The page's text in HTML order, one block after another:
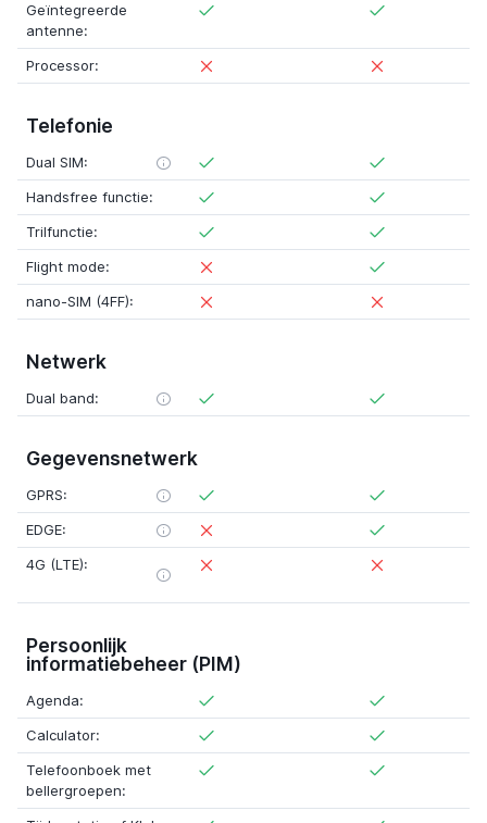
Geïntegreerde
antenne:
Processor:
Telefonie
Dual SIM:
Handsfree functie:
Trilfunctie:
Flight mode:
nano-SIM (4FF):
Netwerk
Dual band:
Gegevensnetwerk
GPRS:
EDGE:
4G (LTE):
Persoonlijk
informatiebeheer (PIM)
Agenda:
Calculator:
Telefoonboek met
bellergroepen: